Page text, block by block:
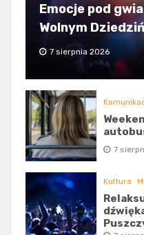
Emocje pod
Wolnym
7 sierpnia 2026
7
Kultura